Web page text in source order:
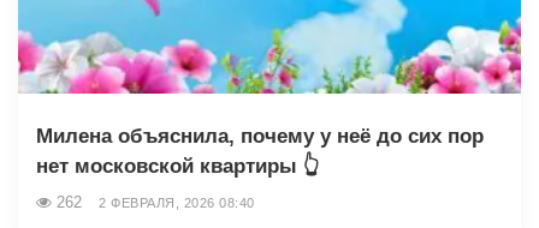
Милена объяснила, почему у неё до сих пор
нет московской квартиры 👆
262 2 ФЕВРАЛЯ, 2026 08:40